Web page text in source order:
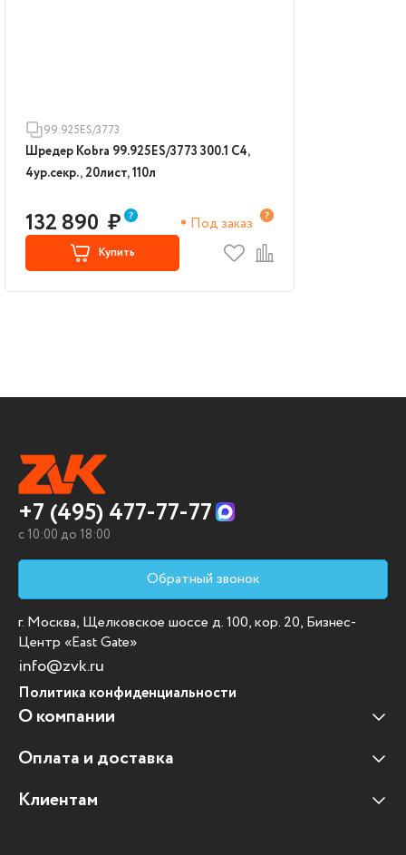
99.925ES/3773
Шредер Kobra 99.925ES/3773 300.1 C4,
4ур.секр., 20лист, 110л
132 890 ₽ Под заказ
Купить
+7 (495) 477-77-77
c 10:00 до 18:00
Обратный звонок
г. Москва, Щелковское шоссе д. 100, кор. 20, Бизнес-
Центр «East Gate»
info@zvk.ru
Политика конфиденциальности
О компании
Наши клиенты
Отзывы клиентов
Оплата и доставка
Оплата и доставка
Клиентам